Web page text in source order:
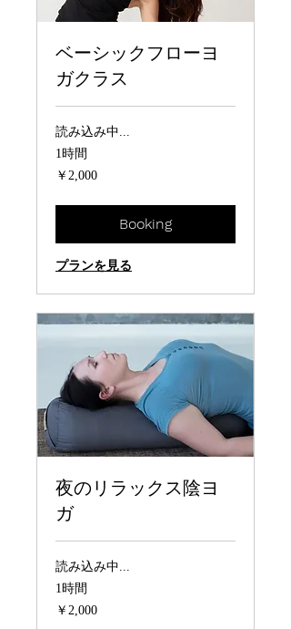
ベーシックフローヨ
ガクラス
読み込み中...
1時間
2,000
円
￥2,000
Booking
プランを見る
夜のリラックス陰ヨ
ガ
読み込み中...
1時間
2,000
円
￥2,000